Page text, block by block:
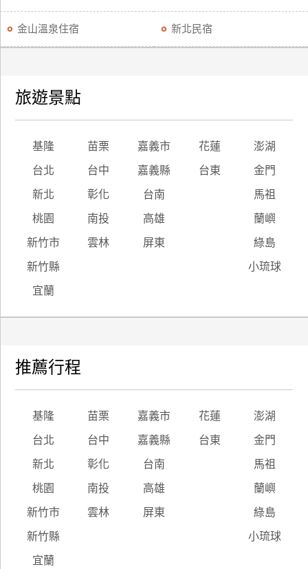
金山溫泉住宿 新北民宿
旅遊景點
基隆 苗栗 嘉義市 花蓮 澎湖
台北 台中 嘉義縣 台東 金門
新北 彰化 台南 馬祖
桃園 南投 高雄 蘭嶼
新竹市 雲林 屏東 綠島
新竹縣 小琉球
宜蘭
推薦行程
基隆 苗栗 嘉義市 花蓮 澎湖
台北 台中 嘉義縣 台東 金門
新北 彰化 台南 馬祖
桃園 南投 高雄 蘭嶼
新竹市 雲林 屏東 綠島
新竹縣 小琉球
宜蘭